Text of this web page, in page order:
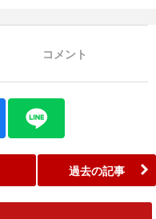
コメント
過去の記事